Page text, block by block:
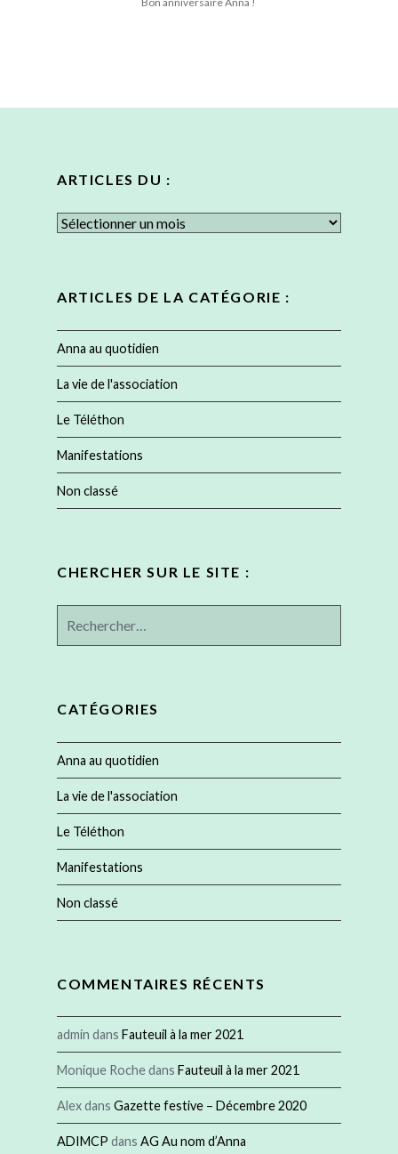
ARTICLES DU :
Articles
ARTICLES DE LA CATÉGORIE :
Anna au quotidien
La vie de l'association
Le Téléthon
Manifestations
Non classé
CHERCHER SUR LE SITE :
CATÉGORIES
Anna au quotidien
La vie de l'association
Le Téléthon
Manifestations
Non classé
COMMENTAIRES RÉCENTS
admin dans Fauteuil à la mer 2021
Monique Rochedans Fauteuil à la mer 2021
Alexdans Gazette festive – Décembre 2020
ADIMCP dans AG Au nom d’Anna